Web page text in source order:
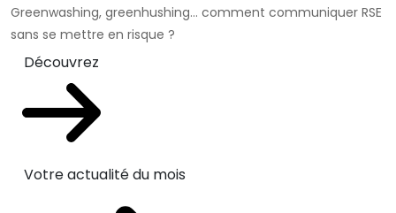
Greenwashing, greenhushing… comment communiquer RSE
sans se mettre en risque ?
Découvrez
Votre actualité du mois